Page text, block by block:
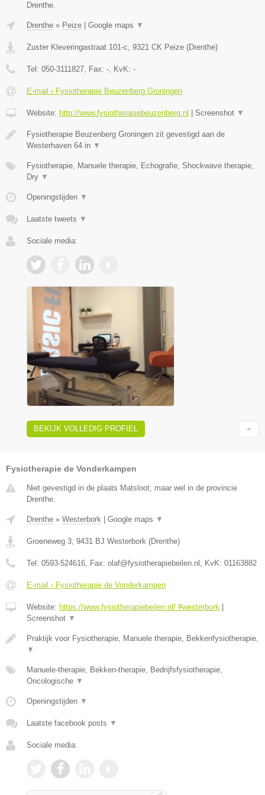
Drenthe.
Drenthe » Peize Google maps ▼
Zuster Kleveringastraat 101-c, 9321 CK Peize (Drenthe)
Tel: 050-3111827, Fax: -, KvK: -
E-mail › Fysiotherapie Beuzenberg Groningen
Website: http://www.fysiotherapiebeuzenberg.nl Screenshot ▼
Fysiotherapie Beuzenberg Groningen zit gevestigd aan de
Westerhaven 64 in ▼
Fysiotherapie, Manuele therapie, Echografie, Shockwave therapie,
Dry ▼
Openingstijden ▼
Laatste tweets ▼
Sociale media:
BEKIJK VOLLEDIG PROFIEL
Fysiotherapie de Vonderkampen
Niet gevestigd in de plaats Matsloot, maar wel in de provincie
Drenthe.
Drenthe » Westerbork Google maps ▼
Groeneweg 3 9431 BJ Westerbork (Drenthe)
Tel: 0593-524616 , Fax: olaf@fysiotherapiebeilen.nl , KvK: 01163882
E-mail › Fysiotherapie de Vonderkampen
Website: https://www.fysiotherapiebeilen.nl/ #westerbork
Screenshot ▼
Praktijk voor Fysiotherapie, Manuele therapie, Bekkenfysiotherapie,
▼
Manuele-therapie, Bekken-therapie, Bedrijfsfysiotherapie,
Oncologische ▼
Openingstijden ▼
Laatste facebook posts ▼
Sociale media: